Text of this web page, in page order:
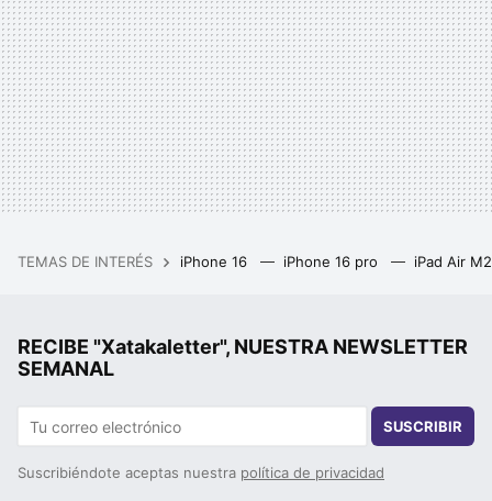
TEMAS DE INTERÉS iPhone 16 iPhone 16 pro iPad Air
RECIBE "Xatakaletter", NUESTRA NEWSLETTER
SEMANAL
SUSCRIBIR
Suscribiéndote aceptas nuestra política de privacidad